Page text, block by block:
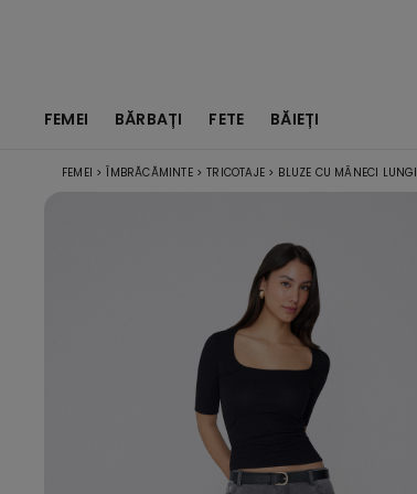
FEMEI BĂRBAȚI FETE BĂIEȚI
FEMEI > ÎMBRĂCĂMINTE > TRICOTAJE > BLUZE CU MÂNECI LUNGI